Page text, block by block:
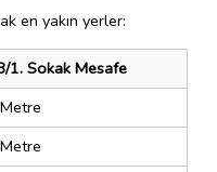
en yakın yerler:
1. Sokak Mesafe